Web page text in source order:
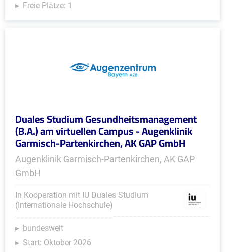
Freie Plätze: 1
Duales Studium Gesundheitsmanagement
(B.A.) am virtuellen Campus - Augenklinik
Garmisch-Partenkirchen, AK GAP GmbH
Augenklinik Garmisch-Partenkirchen, AK GAP
GmbH
In Kooperation mit IU Duales Studium
(Internationale Hochschule)
bundesweit
Start: Oktober 2026